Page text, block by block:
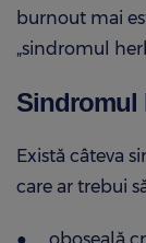
burnout mai
„sindromul
Sindromul
Există câteva
care ar trebui